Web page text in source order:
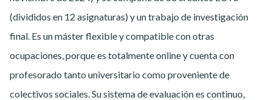
(divididos en 12 asignaturas) y un trabajo de investigación
final. Es un máster flexible y compatible con otras
ocupaciones, porque es totalmente online y cuenta con
profesorado tanto universitario como proveniente de
colectivos sociales. Su sistema de evaluación es continuo,